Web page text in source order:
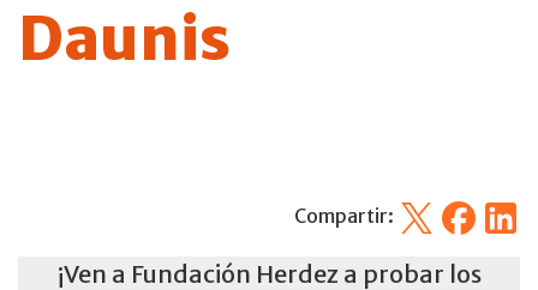
Daunis
Compartir: X Facebook
¡Ven a Fundación Herdez a probar los